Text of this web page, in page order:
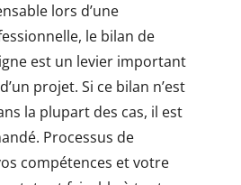
lors d’une
le bilan de
est un levier important
projet. Si ce bilan n’est
la plupart des cas, il est
Processus de
compétences et votre